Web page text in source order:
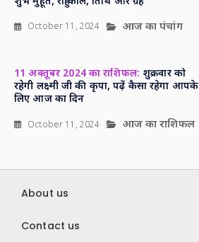
October 11, 2024 आज का पंचांग
11 अक्तूबर 2024 का राशिफल: शुक्रवार को
रहेगी लक्ष्मी जी की कृपा, पढ़ें कैसा रहेगा आपके
लिए आज का दिन
October 11, 2024 आज का राशिफल
About us
Contact us